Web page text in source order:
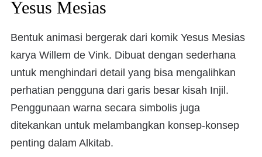
Yesus Mesias
Bentuk animasi bergerak dari komik Yesus Mesias
karya Willem de Vink. Dibuat dengan sederhana
untuk menghindari detail yang bisa mengalihkan
perhatian pengguna dari garis besar kisah Injil.
Penggunaan warna secara simbolis juga
ditekankan untuk melambangkan konsep-konsep
penting dalam Alkitab.